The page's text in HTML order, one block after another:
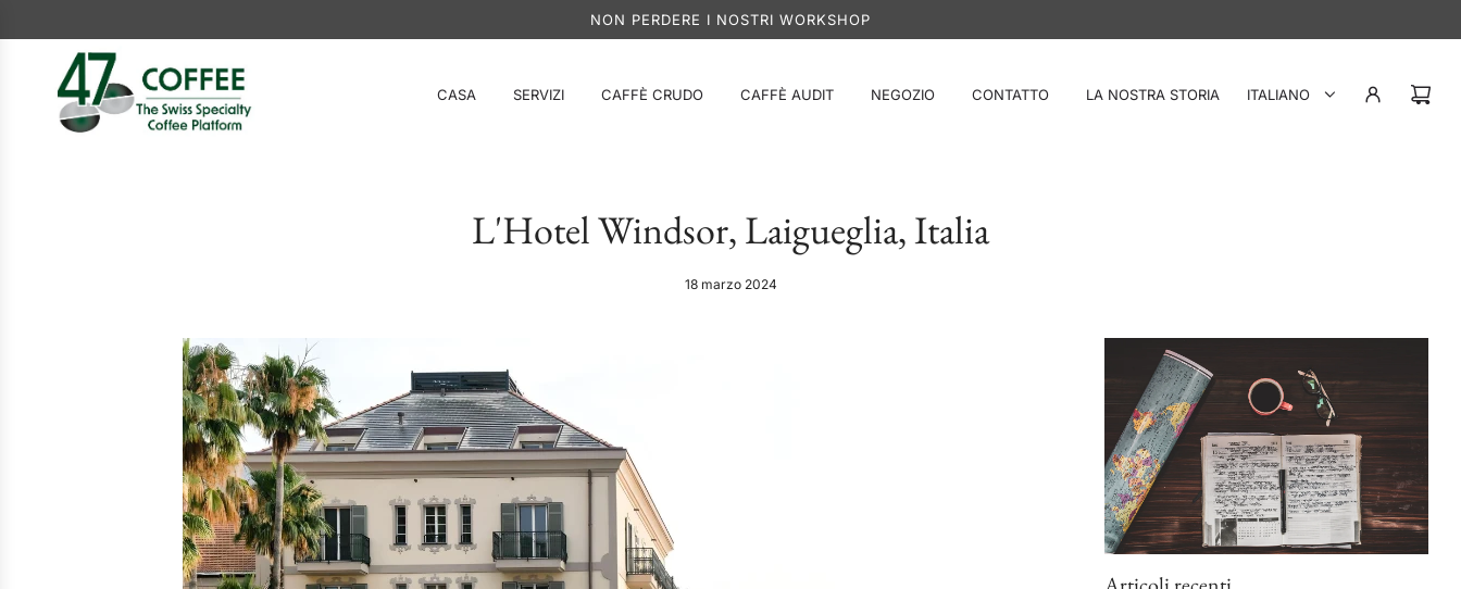
NON PERDERE I NOSTRI WORKSHOP
CASA SERVIZI CAFFÈ CRUDO CAFFÈ AUDIT NEGOZIO CONTATTO LA NOSTRA STORIA ITALIANO
L'Hotel Windsor, Laigueglia, Italia
18 marzo 2024